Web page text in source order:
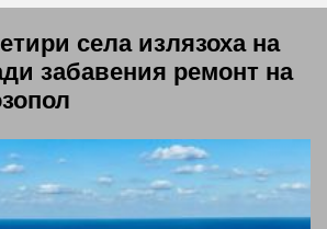
села излязоха на
забавения ремонт на